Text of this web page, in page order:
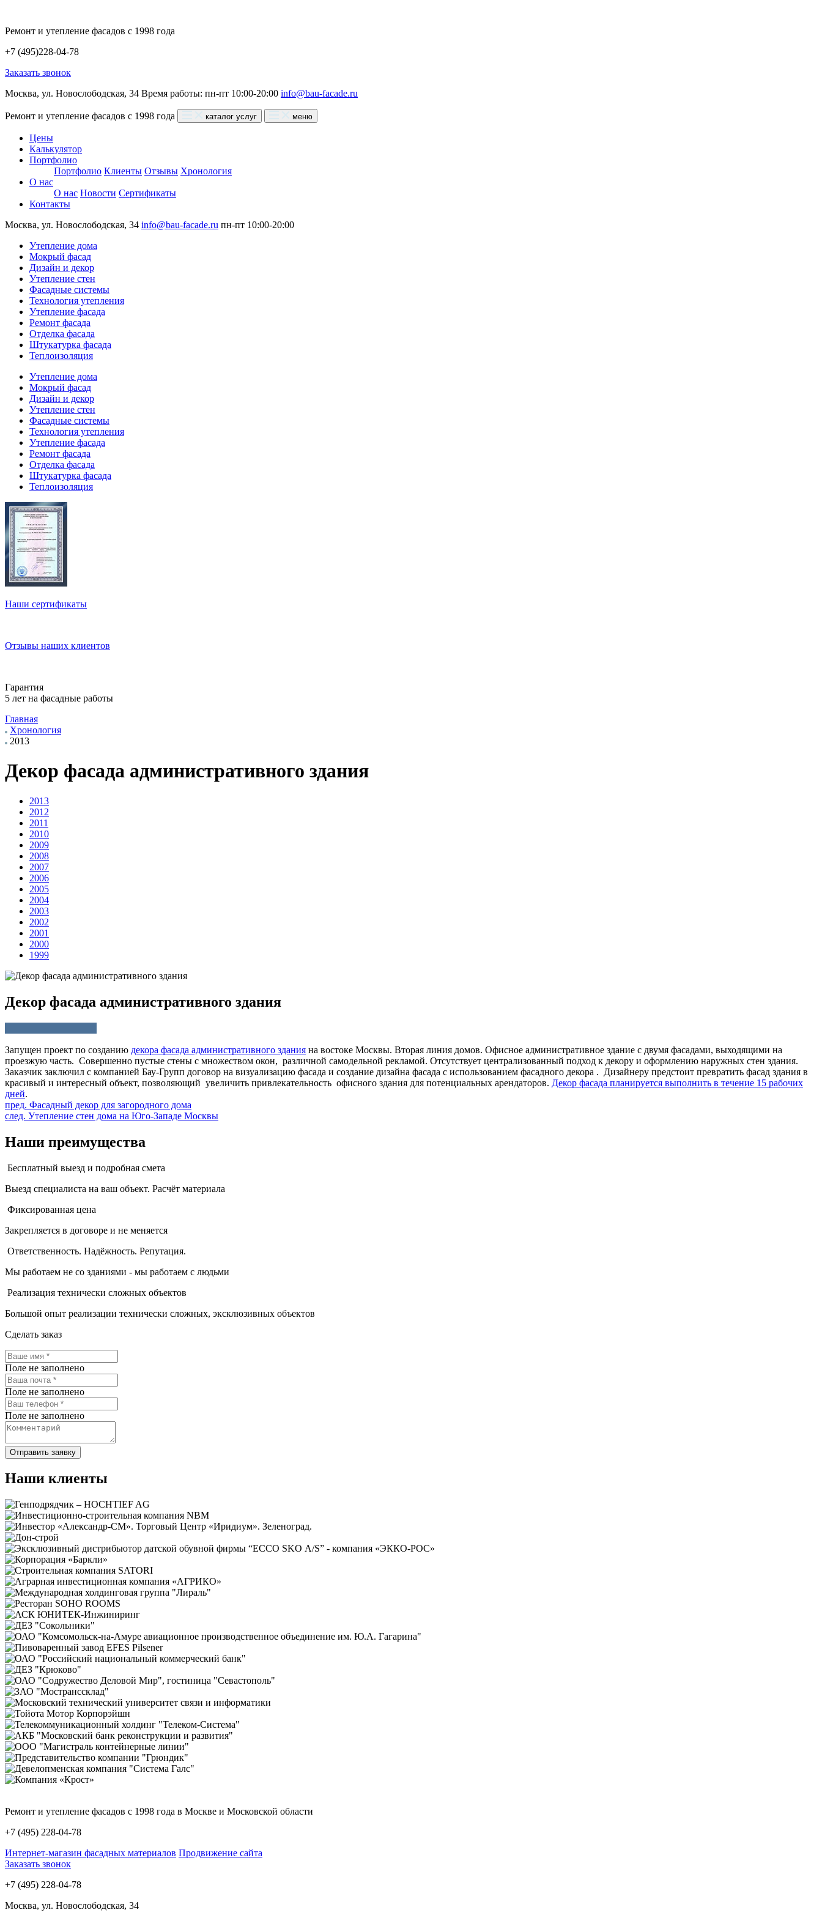
Ремонт и утепление фасадов с 1998 года
+7 (495)228-04-78
Заказать звонок
Москва, ул. Новослободская, 34 Время работы: пн-пт 10:00-20:00 info@bau-facade.ru
Ремонт и утепление фасадов с 1998 года каталог услуг меню
Цены
Калькулятор
Портфолио
Портфолио Клиенты Отзывы Хронология
О нас
О нас Новости Сертификаты
Контакты
Москва, ул. Новослободская, 34 info@bau-facade.ru пн-пт 10:00-20:00
Утепление дома
Мокрый фасад
Дизайн и декор
Утепление стен
Фасадные системы
Технология утепления
Утепление фасада
Ремонт фасада
Отделка фасада
Штукатурка фасада
Теплоизоляция
Утепление дома
Мокрый фасад
Дизайн и декор
Утепление стен
Фасадные системы
Технология утепления
Утепление фасада
Ремонт фасада
Отделка фасада
Штукатурка фасада
Теплоизоляция
Наши сертификаты
Отзывы наших клиентов
Гарантия
5 лет на фасадные работы
Главная
Хронология
2013
Декор фасада административного здания
2013
2012
2011
2010
2009
2008
2007
2006
2005
2004
2003
2002
2001
2000
1999
Декор фасада административного здания
Запущен проект по созданию декора фасада административного здания на востоке Москвы. Вторая линия домов. Офисное административное здание с двумя фасадами, выходящими на
проезжую часть. Совершенно пустые стены с множеством окон, различной самодельной рекламой. Отсутствует централизованный подход к декору и оформлению наружных стен здания.
Заказчик заключил с компанией Бау-Групп договор на визуализацию фасада и создание дизайна фасада с использованием фасадного декора . Дизайнеру предстоит превратить фасад здания в
красивый и интересный объект, позволяющий увеличить привлекательность офисного здания для потенциальных арендаторов. Декор фасада планируется выполнить в течение 15 рабочих
дней.
пред. Фасадный декор для загородного дома
след. Утепление стен дома на Юго-Западе Москвы
Наши преимущества
Бесплатный выезд и подробная смета
Выезд специалиста на ваш объект. Расчёт материала
Фиксированная цена
Закрепляется в договоре и не меняется
Ответственность. Надёжность. Репутация.
Мы работаем не со зданиями - мы работаем с людьми
Реализация технически сложных объектов
Большой опыт реализации технически сложных, эксклюзивных объектов
Сделать заказ
Поле не заполнено
Поле не заполнено
Поле не заполнено
Отправить заявку
Наши клиенты
Ремонт и утепление фасадов с 1998 года в Москве и Московской области
+7 (495) 228-04-78
Интернет-магазин фасадных материалов Продвижение сайта
Заказать звонок
+7 (495) 228-04-78
Москва, ул. Новослободская, 34